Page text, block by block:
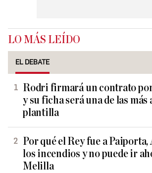
LO MÁS LEÍDO
EL DEBATE
Rodri firmará un contrato
y su ficha será una de las más
plantilla
Por qué el Rey fue a Paiporta,
los incendios y no puede ir
Melilla